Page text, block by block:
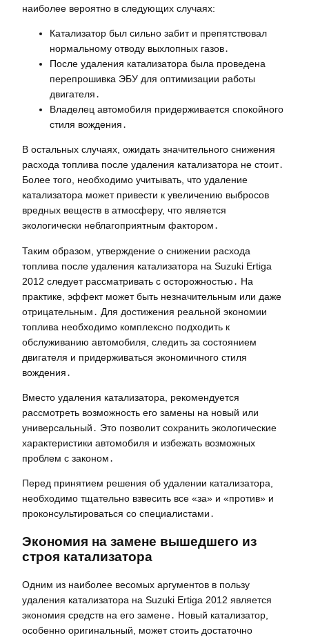
наиболее вероятно в следующих случаях:
Катализатор был сильно забит и препятствовал
нормальному отводу выхлопных газов․
После удаления катализатора была проведена
перепрошивка ЭБУ для оптимизации работы
двигателя․
Владелец автомобиля придерживается спокойного
стиля вождения․
В остальных случаях, ожидать значительного снижения
расхода топлива после удаления катализатора не стоит․
Более того, необходимо учитывать, что удаление
катализатора может привести к увеличению выбросов
вредных веществ в атмосферу, что является
экологически неблагоприятным фактором․
Таким образом, утверждение о снижении расхода
топлива после удаления катализатора на Suzuki Ertiga
2012 следует рассматривать с осторожностью․ На
практике, эффект может быть незначительным или даже
отрицательным․ Для достижения реальной экономии
топлива необходимо комплексно подходить к
обслуживанию автомобиля, следить за состоянием
двигателя и придерживаться экономичного стиля
вождения․
Вместо удаления катализатора, рекомендуется
рассмотреть возможность его замены на новый или
универсальный․ Это позволит сохранить экологические
характеристики автомобиля и избежать возможных
проблем с законом․
Перед принятием решения об удалении катализатора,
необходимо тщательно взвесить все «за» и «против» и
проконсультироваться со специалистами․
Экономия на замене вышедшего из
строя катализатора
Одним из наиболее весомых аргументов в пользу
удаления катализатора на Suzuki Ertiga 2012 является
экономия средств на его замене․ Новый катализатор,
особенно оригинальный, может стоить достаточно